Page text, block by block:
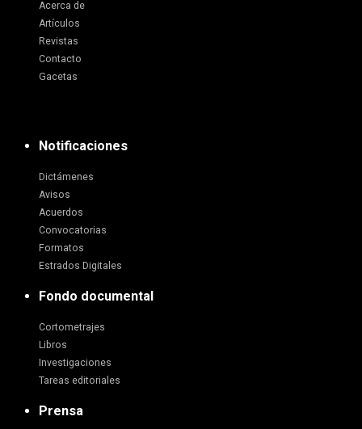
Acerca de
Artículos
Revistas
Contacto
Gacetas
Notificaciones
Dictámenes
Avisos
Acuerdos
Convocatorias
Formatos
Estrados Digitales
Fondo documental
Cortometrajes
Libros
Investigaciones
Tareas editoriales
Prensa